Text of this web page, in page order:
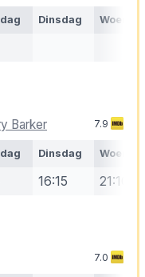
Dinsdag
Barker 7.9
Dinsdag
16:15 21:10
7.0